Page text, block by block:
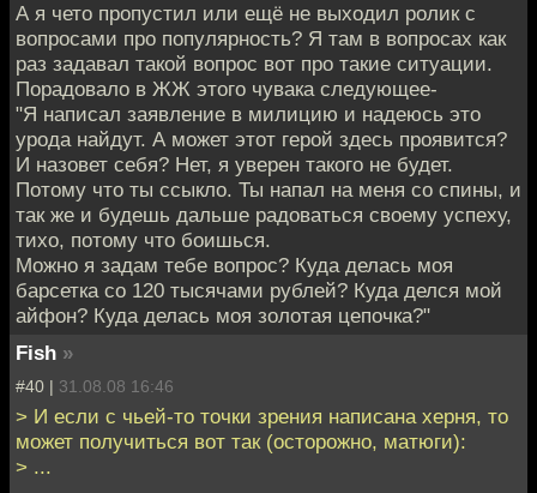
А я чето пропустил или ещё не выходил ролик с
вопросами про популярность? Я там в вопросах как
раз задавал такой вопрос вот про такие ситуации.
Порадовало в ЖЖ этого чувака следующее-
"Я написал заявление в милицию и надеюсь это
урода найдут. А может этот герой здесь проявится?
И назовет себя? Нет, я уверен такого не будет.
Потому что ты ссыкло. Ты напал на меня со спины, и
так же и будешь дальше радоваться своему успеху,
тихо, потому что боишься.
Можно я задам тебе вопрос? Куда делась моя
барсетка со 120 тысячами рублей? Куда делся мой
айфон? Куда делась моя золотая цепочка?"
Fish »
#40 | 31.08.08 16:46
> И если с чьей-то точки зрения написана херня, то
может получиться вот так (осторожно, матюги):
> ...